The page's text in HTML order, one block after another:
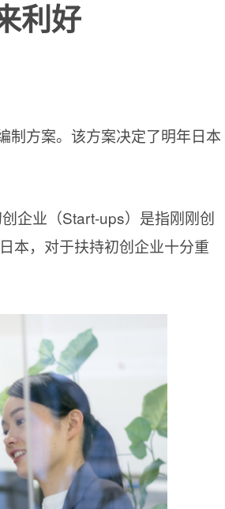
利好
制方案。该方案决定了明年日本
企业（Start-ups）是指刚刚创
本，对于扶持初创企业十分重